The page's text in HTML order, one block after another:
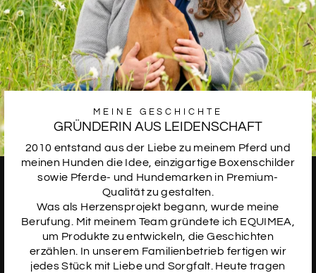
MEINE GESCHICHTE
GRÜNDERIN AUS LEIDENSCHAFT
2010 entstand aus der Liebe zu meinem Pferd und
meinen Hunden die Idee, einzigartige Boxenschilder
sowie Pferde- und Hundemarken in Premium-
Qualität zu gestalten.
Was als Herzensprojekt begann, wurde meine
Berufung. Mit meinem Team gründete ich EQUIMEA,
um Produkte zu entwickeln, die Geschichten
erzählen. In unserem Familienbetrieb fertigen wir
jedes Stück mit Liebe und Sorgfalt. Heute tragen